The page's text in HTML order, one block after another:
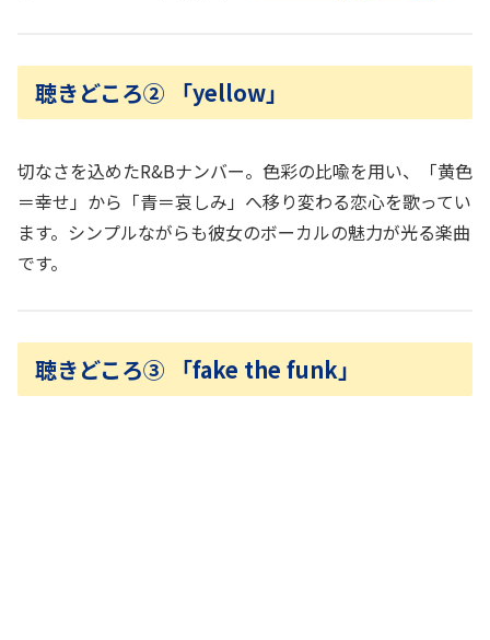
聴きどころ② 「yellow」
切なさを込めたR&Bナンバー。色彩の比喩を用い、「黄色
＝幸せ」から「青＝哀しみ」へ移り変わる恋心を歌ってい
ます。シンプルながらも彼女のボーカルの魅力が光る楽曲
です。
聴きどころ③ 「fake the funk」